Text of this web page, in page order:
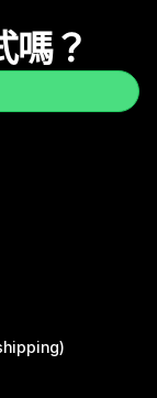
嗎？